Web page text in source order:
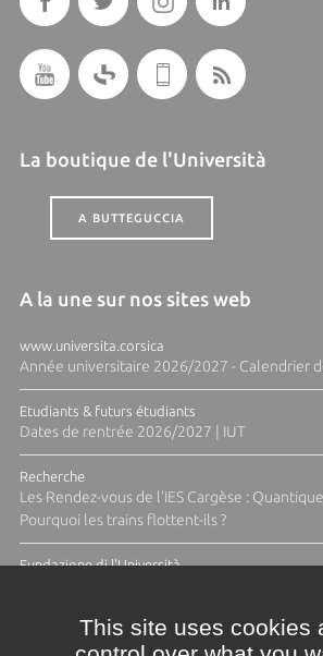
La boutique de l'Università
A BUTTEGUCCIA
A la une sur nos sites web
www.universita.corsica
Année universitaire 2026/2027 - Calendrier
Etudiants & futurs étudiants
Dates de rentrée 2026/2027 | IUT
Recherche
Les Rendez-vous de l'IES Cargèse :
Pourquoi les trains flottent-ils ?
Fundazione di l'Università
This site uses cookies